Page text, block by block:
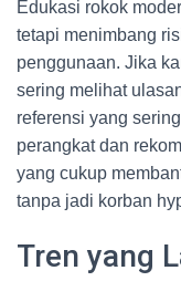
Edukasi rokok
tetapi menimbang
penggunaan. Jika
sering melihat
referensi yang
perangkat dan
yang cukup
tanpa jadi korban
Tren yang